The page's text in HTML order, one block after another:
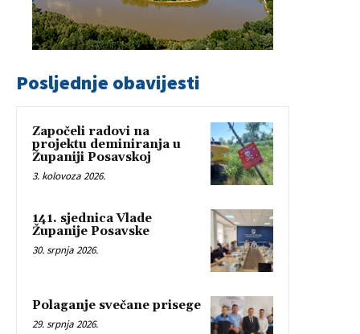
Posljednje obavijesti
Započeli radovi na
projektu deminiranja u
Županiji Posavskoj
3. kolovoza 2026.
141. sjednica Vlade
Županije Posavske
30. srpnja 2026.
Polaganje svečane prisege
29. srpnja 2026.